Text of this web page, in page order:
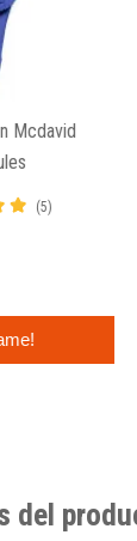
Mcdavid
(5)
del